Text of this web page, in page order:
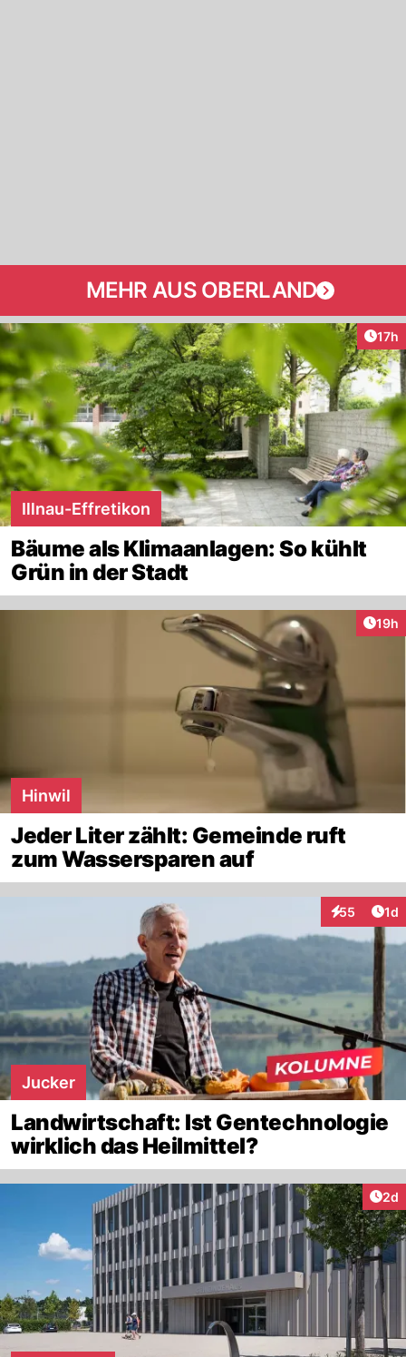
MEHR AUS OBERLAND
17h
Illnau-Effretikon
Bäume als Klimaanlagen: So kühlt
Grün in der Stadt
19h
Hinwil
Jeder Liter zählt: Gemeinde ruft
zum Wassersparen auf
55
Interaktionen
1d
Jucker
Landwirtschaft: Ist Gentechnologie
wirklich das Heilmittel?
2d